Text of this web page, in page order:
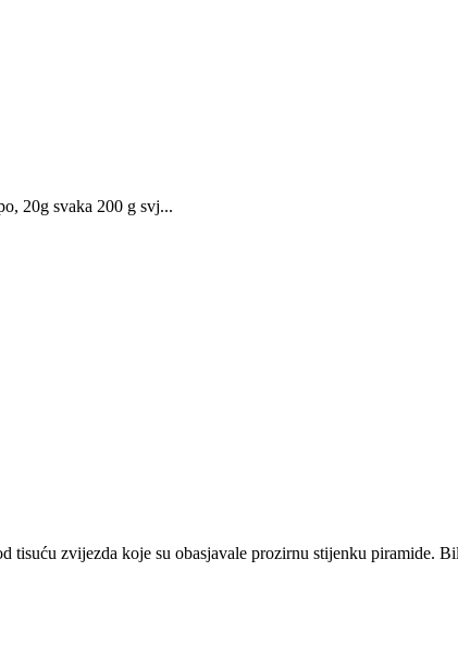
20g svaka 200 g svj...
zvijezda koje su obasjavale prozirnu stijenku piramide.